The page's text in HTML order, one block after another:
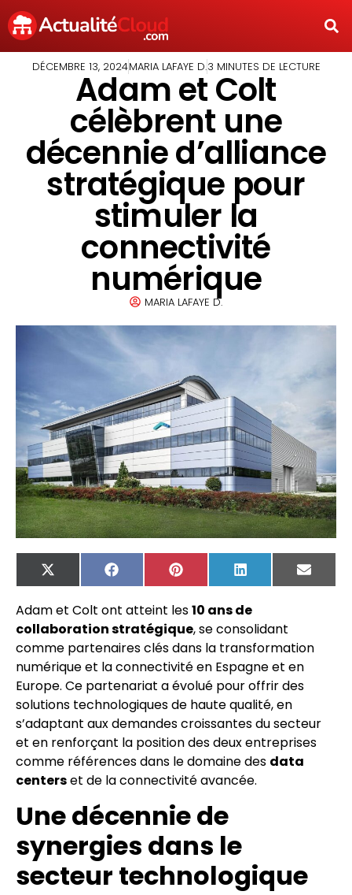
DÉCEMBRE 13, 2024MARIA LAFAYE D.3 MINUTES DE LECTURE
Adam et Colt
célèbrent une
décennie d’alliance
stratégique pour
stimuler la
connectivité
numérique
MARIA LAFAYE D.
X
(Twitter)
FacebookPinterest LinkedIn
Email
Adam et Colt ont atteint les10 ans de
collaboration stratégique, se consolidant
comme partenaires clés dans la transformation
numérique et la connectivité en Espagne et en
Europe. Ce partenariat a évolué pour offrir des
solutions technologiques de haute qualité, en
s’adaptant aux demandes croissantes du secteur
et en renforçant la position des deux entreprises
comme références dans le domaine des data
centerset de la connectivité avancée.
Une décennie de
synergies dans le
secteur technologique